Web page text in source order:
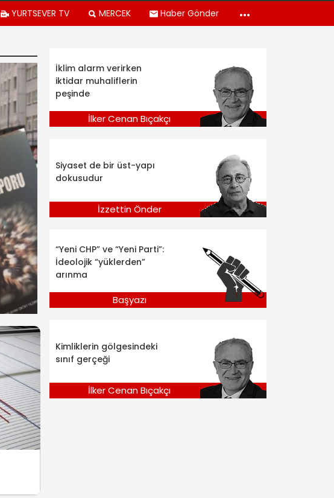
YURTSEVER TV MERCEK Haber Gönder
İklim alarm verirken
iktidar muhaliflerin
peşinde
İlker Cenan Bıçakçı
Siyaset de bir üst-yapı
dokusudur
İzzettin Önder
“Yeni CHP” ve “Yeni Parti”:
İdeolojik “yüklerden”
arınma
Başyazı
Kimliklerin gölgesindeki
sınıf gerçeği
İlker Cenan Bıçakçı